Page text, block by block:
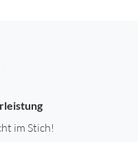
im Stich!